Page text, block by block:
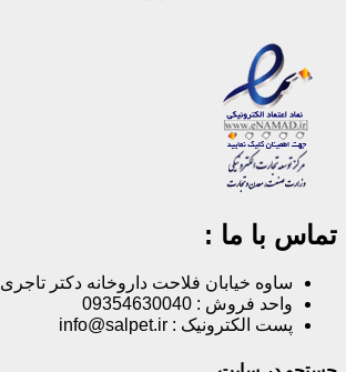
تماس با ما :
ساوه خیابان فلاحت داروخانه دکتر تاجری
واحد فروش : 09354630040
پست الکترونیک : info@salpet.ir